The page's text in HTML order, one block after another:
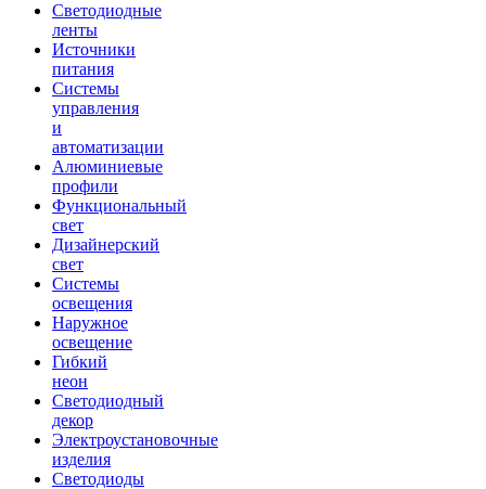
Светодиодные
ленты
Источники
питания
Системы
управления
и
автоматизации
Алюминиевые
профили
Функциональный
свет
Дизайнерский
свет
Системы
освещения
Наружное
освещение
Гибкий
неон
Светодиодный
декор
Электроустановочные
изделия
Светодиоды